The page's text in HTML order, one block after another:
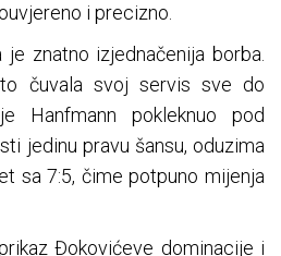
i precizno.
znatno izjednačenija borba.
čuvala svoj servis sve do
Hanfmann pokleknuo pod
jedinu pravu šansu, oduzima
sa 7:5, čime potpuno mijenja
Đokovićeve dominacije i